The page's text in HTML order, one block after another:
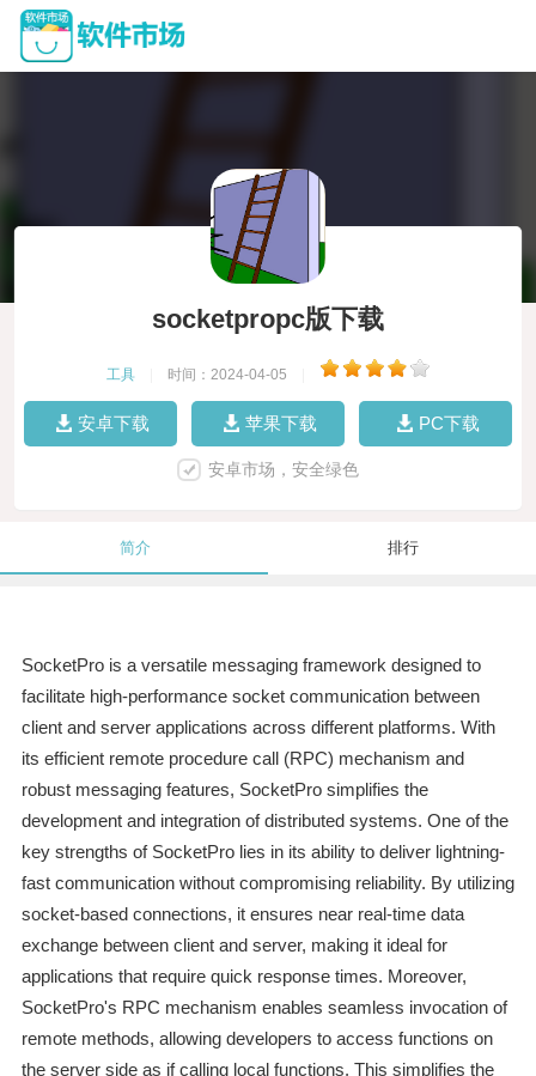
socketpropc版下载
工具 时间：2024-04-05
安卓下载 苹果下载 PC下载
安卓市场，安全绿色
简介 排行
SocketPro is a versatile messaging framework designed to
facilitate high-performance socket communication between
client and server applications across different platforms. With
its efficient remote procedure call (RPC) mechanism and
robust messaging features, SocketPro simplifies the
development and integration of distributed systems. One of the
key strengths of SocketPro lies in its ability to deliver lightning-
fast communication without compromising reliability. By utilizing
socket-based connections, it ensures near real-time data
exchange between client and server, making it ideal for
applications that require quick response times. Moreover,
SocketPro's RPC mechanism enables seamless invocation of
remote methods, allowing developers to access functions on
the server side as if calling local functions. This simplifies the